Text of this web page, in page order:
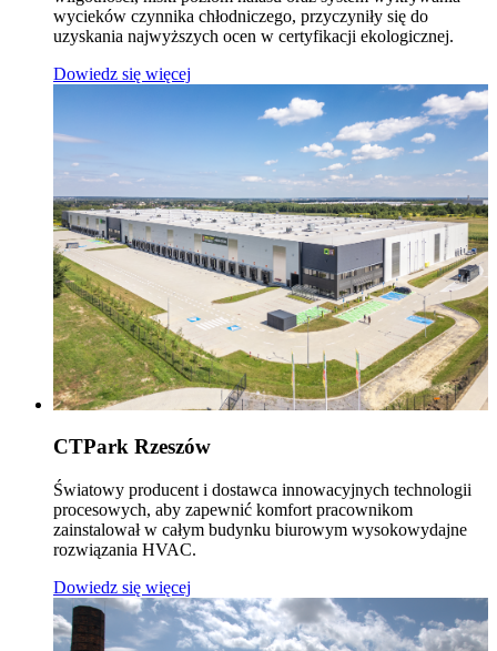
wycieków czynnika chłodniczego, przyczyniły się do
uzyskania najwyższych ocen w certyfikacji ekologicznej.
Dowiedz się więcej
CTPark Rzeszów
Światowy producent i dostawca innowacyjnych technologii
procesowych, aby zapewnić komfort pracownikom
zainstalował w całym budynku biurowym wysokowydajne
rozwiązania HVAC.
Dowiedz się więcej